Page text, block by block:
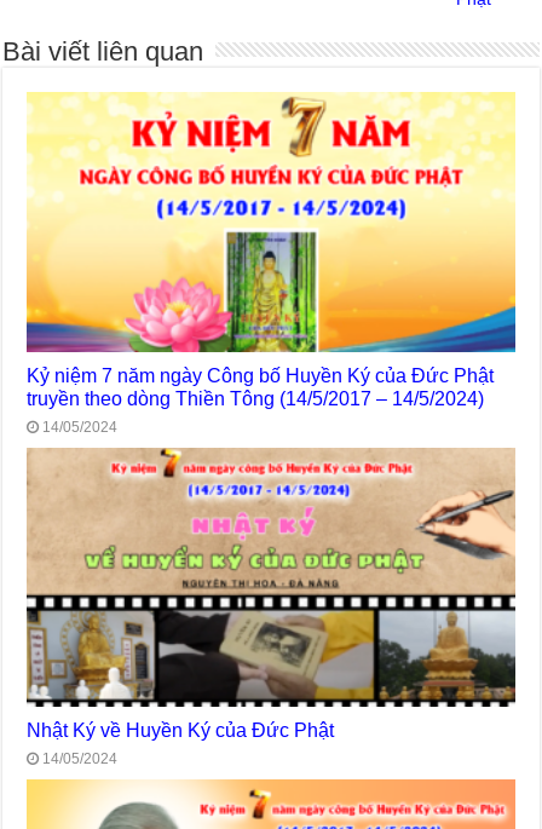
Bài viết liên quan
Kỷ niệm 7 năm ngày Công bố Huyền Ký của Đức Phật
truyền theo dòng Thiền Tông (14/5/2017 – 14/5/2024)
14/05/2024
Nhật Ký về Huyền Ký của Đức Phật
14/05/2024